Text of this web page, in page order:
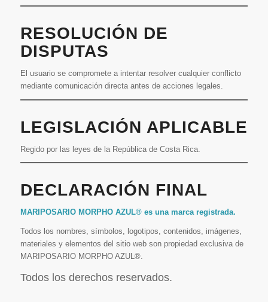
RESOLUCIÓN DE
DISPUTAS
El usuario se compromete a intentar resolver cualquier conflicto
mediante comunicación directa antes de acciones legales.
LEGISLACIÓN APLICABLE
Regido por las leyes de la República de Costa Rica.
DECLARACIÓN FINAL
MARIPOSARIO MORPHO AZUL® es una marca registrada.
Todos los nombres, símbolos, logotipos, contenidos, imágenes,
materiales y elementos del sitio web son propiedad exclusiva de
MARIPOSARIO MORPHO AZUL®.
Todos los derechos reservados.